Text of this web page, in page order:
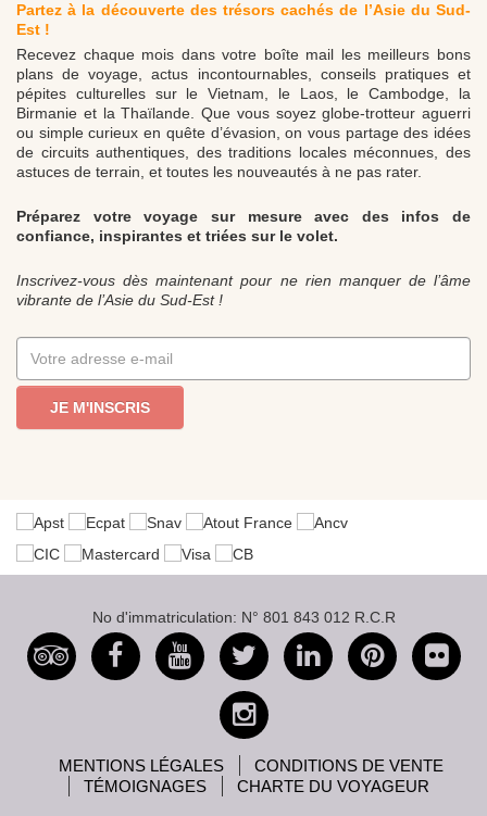
Partez à la découverte des trésors cachés de l’Asie du Sud-
Est !
Recevez chaque mois dans votre boîte mail les meilleurs bons
plans de voyage, actus incontournables, conseils pratiques et
pépites culturelles sur le Vietnam, le Laos, le Cambodge, la
Birmanie et la Thaïlande. Que vous soyez globe-trotteur aguerri
ou simple curieux en quête d’évasion, on vous partage des idées
de circuits authentiques, des traditions locales méconnues, des
astuces de terrain, et toutes les nouveautés à ne pas rater.
Préparez votre voyage sur mesure avec des infos de
confiance, inspirantes et triées sur le volet.
Inscrivez-vous dès maintenant pour ne rien manquer de l’âme
vibrante de l’Asie du Sud-Est !
JE M'INSCRIS
No d'immatriculation: N° 801 843 012 R.C.R
MENTIONS LÉGALES
CONDITIONS DE VENTE
TÉMOIGNAGES
CHARTE DU VOYAGEUR